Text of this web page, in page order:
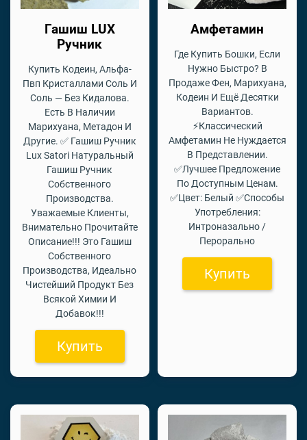
Гашиш LUX
Ручник
Купить Кодеин, Альфа-
Пвп Кристаллами Соль И
Соль — Без Кидалова.
Есть В Наличии
Марихуана, Метадон И
Другие. ✅ Гашиш Ручник
Lux Satori Натуральный
Гашиш Ручник
Собственного
Производства.
Уважаемые Клиенты,
Внимательно Прочитайте
Описание!!! Это Гашиш
Собственного
Производства, Идеально
Чистейший Продукт Без
Всякой Химии И
Добавок!!!
Купить
Амфетамин
Где Купить Бошки, Если
Нужно Быстро? В
Продаже Фен, Марихуана,
Кодеин И Ещё Десятки
Вариантов.
⚡Классический
Амфетамин Не Нуждается
В Представлении.
✅Лучшее Предложение
По Доступным Ценам.
✅Цвет: Белый ✅Способы
Употребления:
Интроназально /
Перорально
Купить